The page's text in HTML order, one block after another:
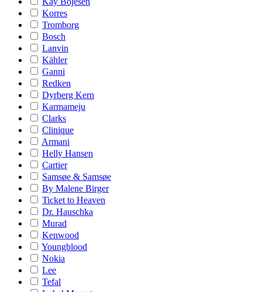
Korres
Tromborg
Bosch
Lanvin
Kähler
Ganni
Redken
Dyrberg Kern
Karmameju
Clarks
Clinique
Armani
Helly Hansen
Cartier
Samsøe & Samsøe
By Malene Birger
Ticket to Heaven
Dr. Hauschka
Murad
Kenwood
Youngblood
Nokia
Lee
Tefal